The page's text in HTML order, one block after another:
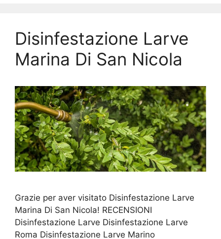
Disinfestazione Larve
Marina Di San Nicola
Grazie per aver visitato Disinfestazione Larve
Marina Di San Nicola! RECENSIONI
Disinfestazione Larve Disinfestazione Larve
Roma Disinfestazione Larve Marino